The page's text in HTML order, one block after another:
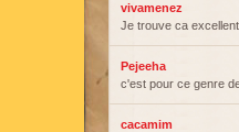
vivamenez
Je trouve ca
Pejeeha
c'est pour ce genre
cacamim